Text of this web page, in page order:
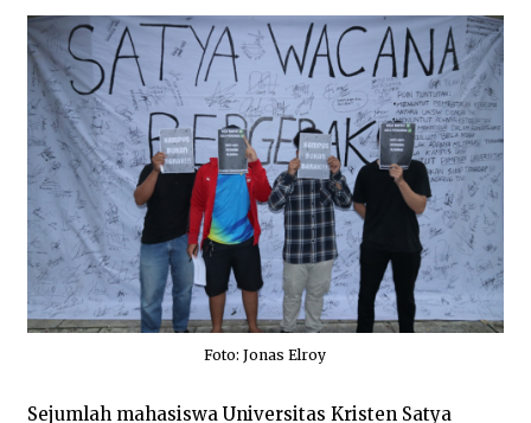
2
0
2
5
Foto: Jonas Elroy
Sejumlah mahasiswa Universitas Kristen Satya